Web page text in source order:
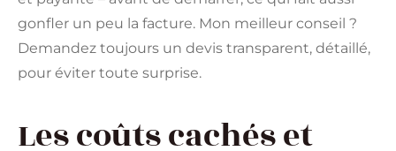
gonfler un peu la facture. Mon meilleur conseil ?
Demandez toujours un devis transparent, détaillé,
pour éviter toute surprise.
Les coûts cachés et